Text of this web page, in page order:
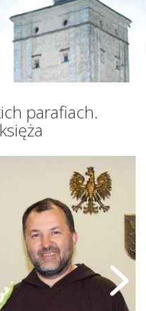
parafiach.